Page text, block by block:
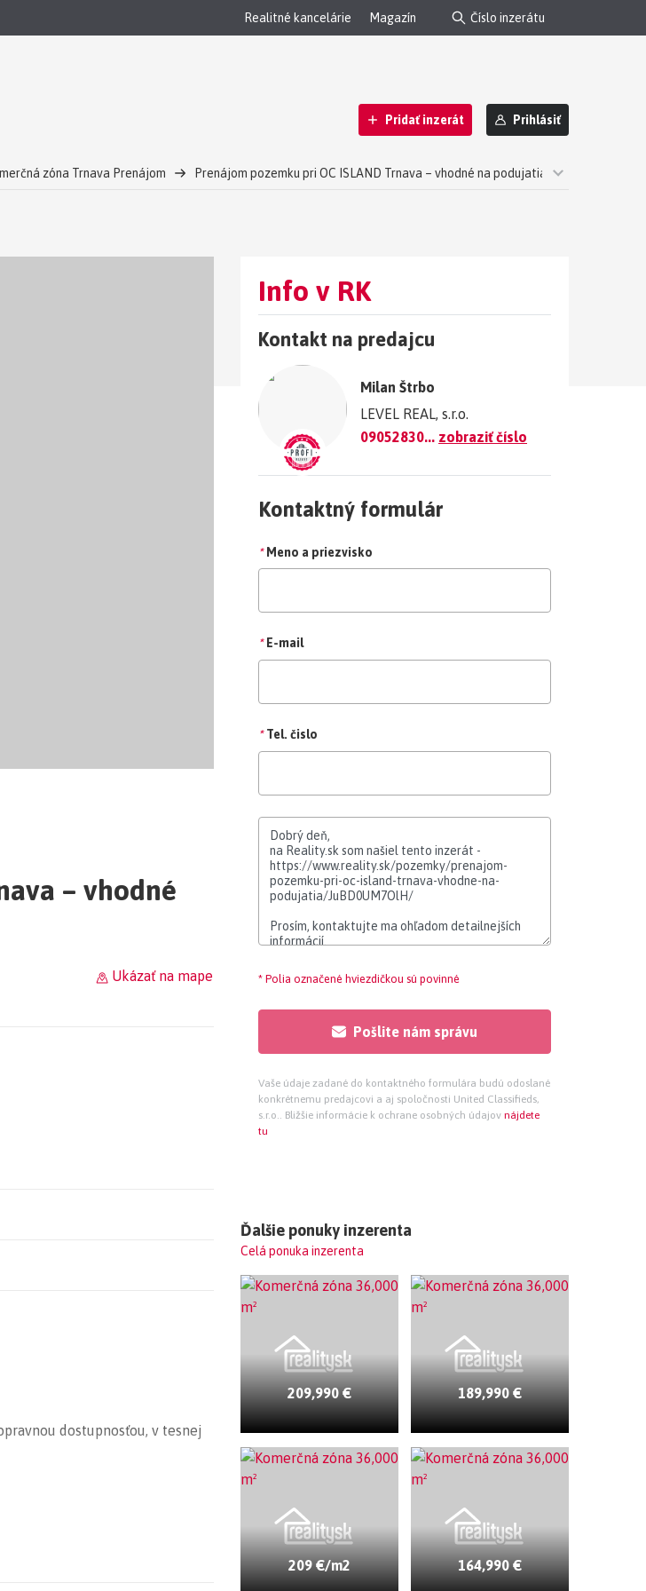
Realitné kancelárie Magazín
Pridať inzerát Prihlásiť
zóna Trnava Prenájom Prenájom pozemku pri OC ISLAND Trnava – vhodné na podujatia
– vhodné
Ukázať na mape
dostupnosťou, v tesnej
Info v RK
Kontakt na predajcu
Milan Štrbo
LEVEL REAL, s.r.o.
09052830... zobraziť číslo
Kontaktný formulár
* Meno a priezvisko
* E-mail
* Tel. čislo
* Polia označené hviezdičkou sú povinné
Pošlite nám správu
Vaše údaje zadané do kontaktného formulára budú odoslané
konkrétnemu predajcovi a aj spoločnosti United Classifieds,
s.r.o.. Bližšie informácie k ochrane osobných údajov nájdete
tu
Ďalšie ponuky inzerenta
Celá ponuka inzerenta
209,990 € 189,990 €
209 €/m2 164,990 €